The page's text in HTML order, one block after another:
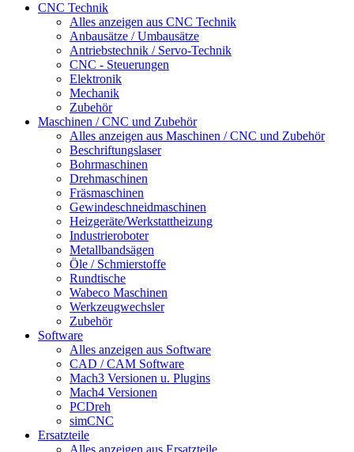
CNC Technik
Alles anzeigen aus CNC Technik
Anbausätze / Umbausätze
Antriebstechnik / Servo-Technik
CNC - Steuerungen
Elektronik
Mechanik
Zubehör
Maschinen / CNC und Zubehör
Alles anzeigen aus Maschinen / CNC und Zubehör
Beschriftungslaser
Bohrmaschinen
Drehmaschinen
Fräsmaschinen
Gewindeschneidmaschinen
Heizgeräte/Werkstattheizung
Industrieroboter
Metallbandsägen
Öle / Schmierstoffe
Rundtische
Wabeco Maschinen
Werkzeugwechsler
Zubehör
Software
Alles anzeigen aus Software
CAD / CAM Software
Mach3 Versionen u. Plugins
Mach4 Versionen
PCDreh
simCNC
Ersatzteile
Alles anzeigen aus Ersatzteile